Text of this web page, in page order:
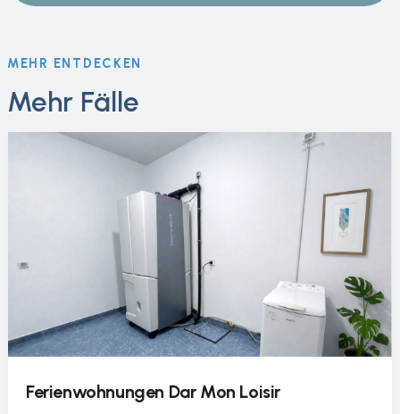
MEHR ENTDECKEN
Mehr Fälle
Ferienwohnungen Dar Mon Loisir